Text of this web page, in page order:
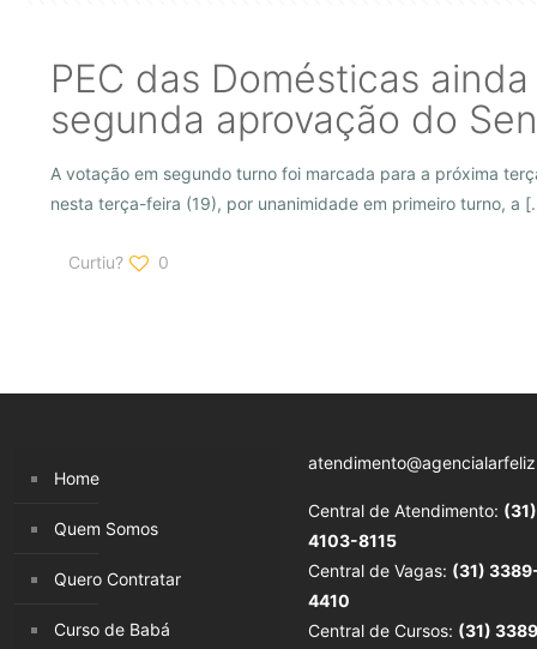
PEC das Domésticas
segunda aprovação do
A votação em segundo turno foi marcada para a próxima
nesta terça-feira (19), por unanimidade em primeiro turno, a
Curtiu? 0
Home
Quem Somos
Quero Contratar
Curso de Babá
Central de Atendimento: (31)
4103-8115
Central de Vagas: (31)
4410
Central de Cursos: (31)